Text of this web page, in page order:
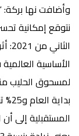
وأضافت نها بركة:
نتوقع إمكانية
الثاني من 2021:
المستقبلية إلى